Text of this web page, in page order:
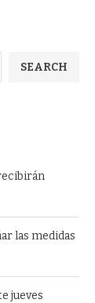
SEARCH
las medidas
jueves